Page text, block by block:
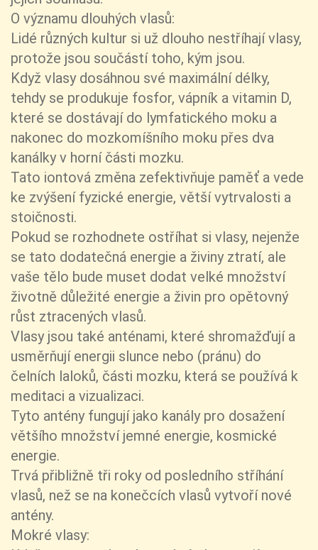
O významu dlouhých vlasů:
Lidé různých kultur si už dlouho nestříhají vlasy,
protože jsou součástí toho, kým jsou.
Když vlasy dosáhnou své maximální délky,
tehdy se produkuje fosfor, vápník a vitamin D,
které se dostávají do lymfatického moku a
nakonec do mozkomíšního moku přes dva
kanálky v horní části mozku.
Tato iontová změna zefektivňuje paměť a vede
ke zvýšení fyzické energie, větší vytrvalosti a
stoičnosti.
Pokud se rozhodnete ostříhat si vlasy, nejenže
se tato dodatečná energie a živiny ztratí, ale
vaše tělo bude muset dodat velké množství
životně důležité energie a živin pro opětovný
růst ztracených vlasů.
Vlasy jsou také anténami, které shromažďují a
usměrňují energii slunce nebo (pránu) do
čelních laloků, části mozku, která se používá k
meditaci a vizualizaci.
Tyto antény fungují jako kanály pro dosažení
většího množství jemné energie, kosmické
energie.
Trvá přibližně tři roky od posledního stříhání
vlasů, než se na konečcích vlasů vytvoří nové
antény.
Mokré vlasy: